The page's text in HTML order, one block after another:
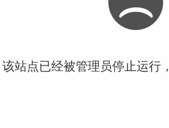
站点已经被管理员停止运行